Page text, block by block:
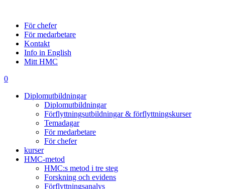
För chefer
För medarbetare
Kontakt
Info in English
Mitt HMC
0
Diplomutbildningar
Diplomutbildningar
Förflyttningsutbildningar & förflyttningskurser
Temadagar
För medarbetare
För chefer
kurser
HMC-metod
HMC:s metod i tre steg
Forskning och evidens
Förflyttningsanalys